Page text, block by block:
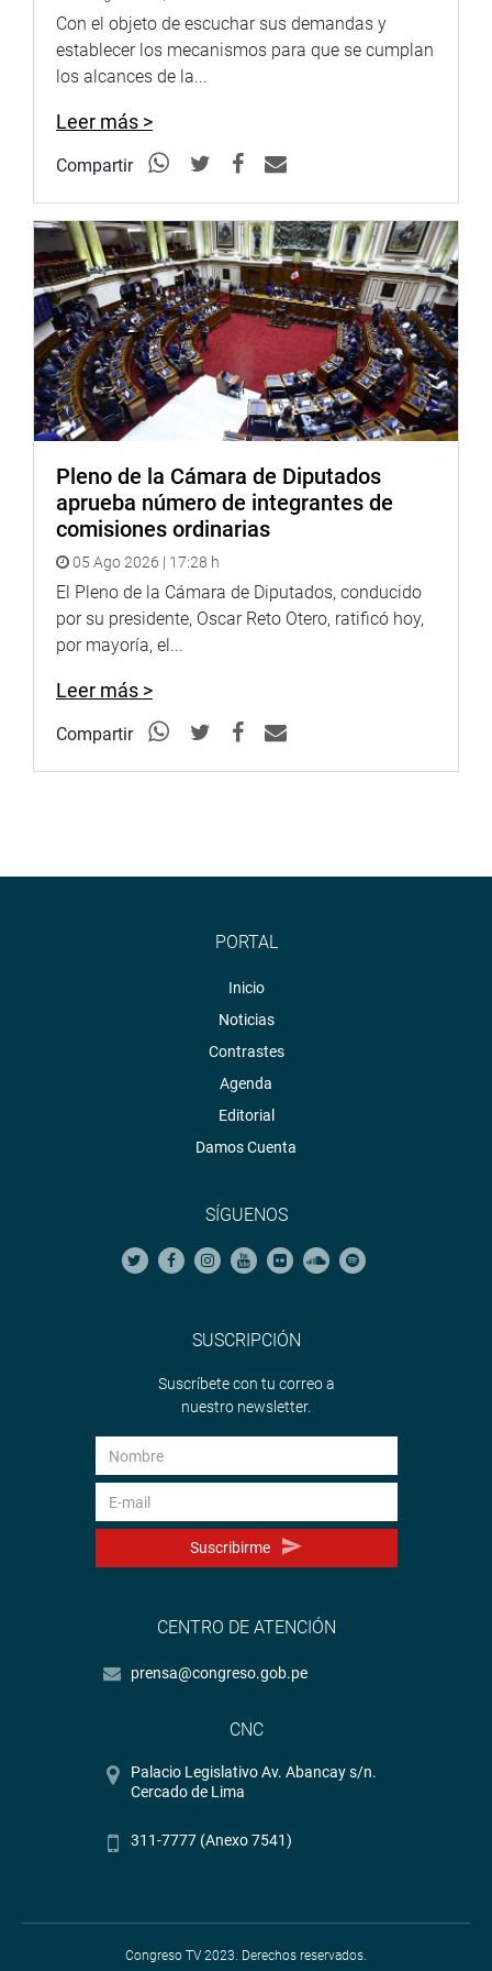
Con el objeto de escuchar sus demandas y
establecer los mecanismos para que se cumplan
los alcances de la...
Leer más >
Compartir
Pleno de la Cámara de Diputados
aprueba número de integrantes de
comisiones ordinarias
05 Ago 2026 | 17:28 h
El Pleno de la Cámara de Diputados, conducido
por su presidente, Oscar Reto Otero, ratificó hoy,
por mayoría, el...
Leer más >
Compartir
PORTAL
Inicio
Noticias
Contrastes
Agenda
Editorial
Damos Cuenta
SÍGUENOS
SUSCRIPCIÓN
Suscríbete con tu correo a
nuestro newsletter.
Suscribirme
CENTRO DE ATENCIÓN
prensa@congreso.gob.pe
CNC
Palacio Legislativo Av. Abancay s/n.
Cercado de Lima
311-7777 (Anexo 7541)
Congreso TV 2023. Derechos reservados.